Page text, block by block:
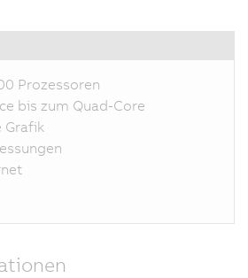
Prozessoren
bis zum Quad-Core
Grafik